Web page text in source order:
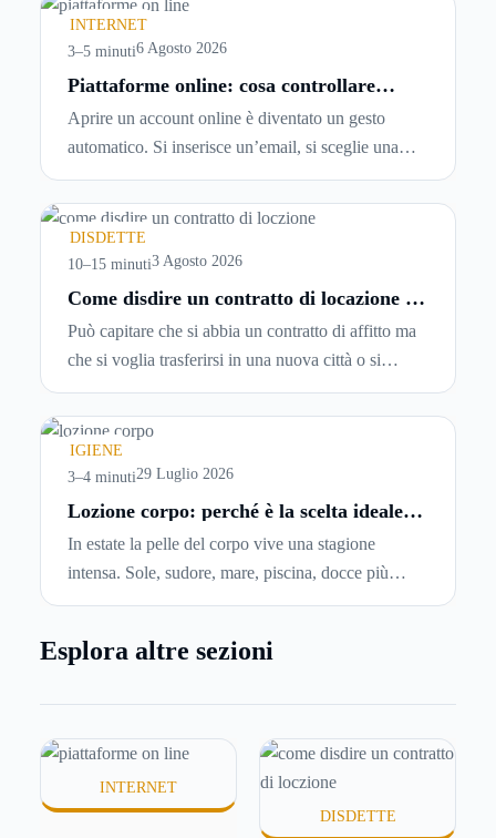
INTERNET
3–5 minuti6 Agosto 2026
Piattaforme online: cosa controllare
prima di iscriversi e usare servizi in
tempo reale
Aprire un account online è diventato un gesto
automatico. Si inserisce un’email, si sceglie una
password, si accetta una serie di condizioni senza
leggerle davvero. Tutto avviene in pochi minuti,
spesso senza che ci si fermi a capire dove si sta
entrando.
DISDETTE
10–15 minuti3 Agosto 2026
Come disdire un contratto di locazione in
modo corretto ed efficace
Può capitare che si abbia un contratto di affitto ma
che si voglia trasferirsi in una nuova città o si
abbiano problemi a pagare il canone, per cui si
comincia a cercare un’altra abitazione: è legittimo
chiedersi se è possibile
locazioneprima che scada. In questa guida
capiremo come inviare la disdetta per un contratto
IGIENE
3–4 minuti29 Luglio 2026
Lozione corpo: perché è la scelta ideale
In estate la pelle del corpo vive una stagione
intensa. Sole, sudore, mare, piscina, docce più
frequenti e aria condizionata possono renderla
meno confortevole. Eppure, proprio nei mesi caldi,
o difficili da assorbire.
Esplora altre sezioni
INTERNET
DISDETTE